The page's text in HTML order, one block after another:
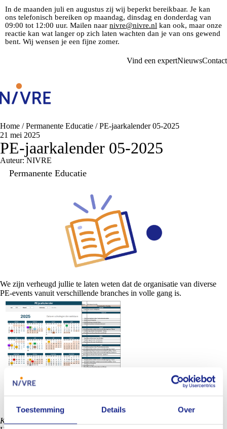
Toestemming Details Over
In de maanden juli en augustus zij wij beperkt bereikbaar. Je kan
ons telefonisch bereiken op maandag, dinsdag en donderdag van
09:00 tot 12:00 uur. Mailen naar nivre@nivre.nl kan ook, maar onze
reactie kan wat langer op zich laten wachten dan je van ons gewend
bent. Wij wensen je een fijne zomer.
Vind een expertNieuwsContact
Home /Permanente Educatie /PE-jaarkalender 05-2025
21 mei 2025
PE-jaarkalender 05-2025
Auteur: NIVRE
Permanente Educatie
We zijn verheugd jullie te laten weten dat de organisatie van diverse
PE-events vanuit verschillende branches in volle gang is.
Klik om de afbeelding te vergroten.